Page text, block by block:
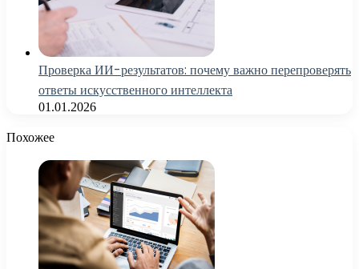
Проверка ИИ-результатов: почему важно перепроверять
ответы искусственного интеллекта
01.01.2026
Похожее